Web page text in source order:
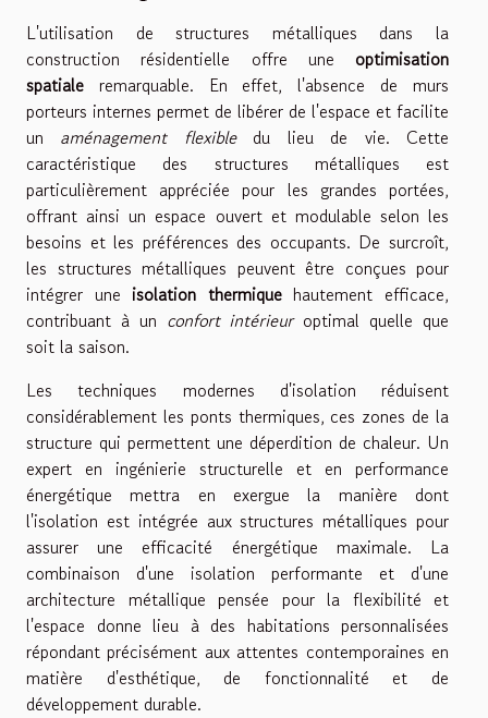
L'utilisation de structures métalliques dans la
construction résidentielle offre une optimisation
spatiale remarquable. En effet, l'absence de murs
porteurs internes permet de libérer de l'espace et facilite
un aménagement flexibledu lieu de vie. Cette
caractéristique des structures métalliques est
particulièrement appréciée pour les grandes portées,
offrant ainsi un espace ouvert et modulable selon les
besoins et les préférences des occupants. De surcroît,
les structures métalliques peuvent être conçues pour
intégrer une isolation thermiquehautement efficace,
contribuant à un confort intérieuroptimal quelle que
soit la saison.
Les techniques modernes d'isolation réduisent
considérablement les ponts thermiques, ces zones de la
structure qui permettent une déperdition de chaleur. Un
expert en ingénierie structurelle et en performance
énergétique mettra en exergue la manière dont
l'isolation est intégrée aux structures métalliques pour
assurer une efficacité énergétique maximale. La
combinaison d'une isolation performante et d'une
architecture métallique pensée pour la flexibilité et
l'espace donne lieu à des habitations personnalisées
répondant précisément aux attentes contemporaines en
matière d'esthétique, de fonctionnalité et de
développement durable.